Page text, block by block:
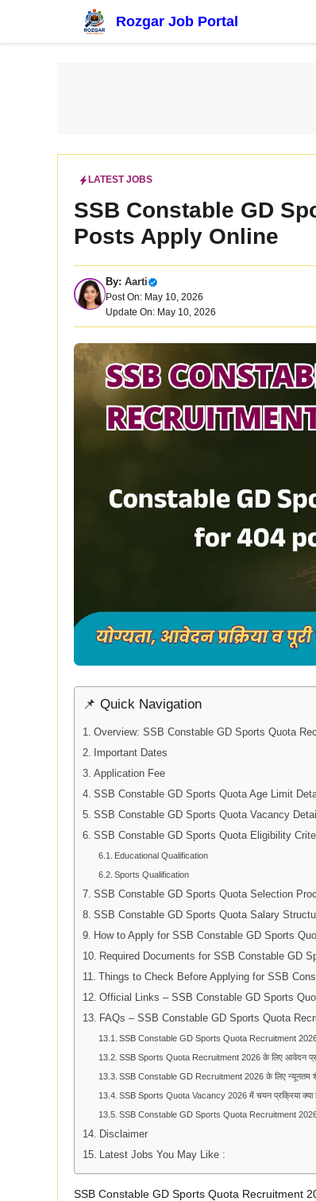
content
Rozgar Job Portal
LATEST JOBS
SSB Constable GD
Posts Apply Online
By: Aarti
Post On: May 10, 2026
Update On: May 10, 2026
📌 Quick Navigation
Overview: SSB Constable GD Sports Quota
Important Dates
Application Fee
SSB Constable GD Sports Quota Age Limit
SSB Constable GD Sports Quota Vacancy
SSB Constable GD Sports Quota Eligibility
Educational Qualification
Sports Qualification
SSB Constable GD Sports Quota Selection
SSB Constable GD Sports Quota Salary
How to Apply for SSB Constable GD Sports
Required Documents for SSB Constable GD
Things to Check Before Applying for SSB
Official Links – SSB Constable GD Sports
FAQs – SSB Constable GD Sports Quota
SSB Constable GD Sports Quota Recruitment
SSB Sports Quota Recruitment 2026 के लिए आवेदन
SSB Constable GD Recruitment 2026 के लिए न्यूनतम
SSB Sports Quota Vacancy 2026 में चयन प्रक्रिया क्या
SSB Constable GD Sports Quota Recruitment 2026
Disclaimer
Latest Jobs You May Like :
SSB Constable GD Sports Quota Recruitment